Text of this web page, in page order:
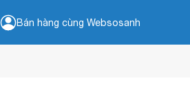
Bán hàng cùng Websosanh